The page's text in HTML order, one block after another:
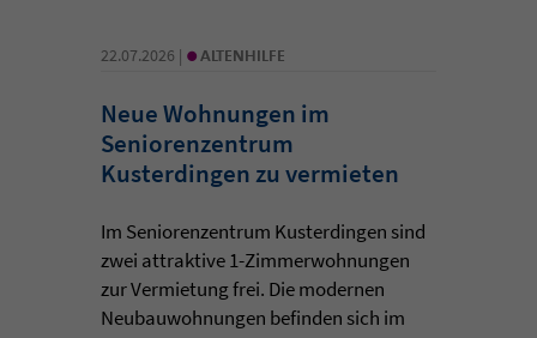
22.07.2026 | • ALTENHILFE
Neue Wohnungen im
Seniorenzentrum
Kusterdingen zu vermieten
Im Seniorenzentrum Kusterdingen sind
zwei attraktive 1-Zimmerwohnungen
zur Vermietung frei. Die modernen
Neubauwohnungen befinden sich im